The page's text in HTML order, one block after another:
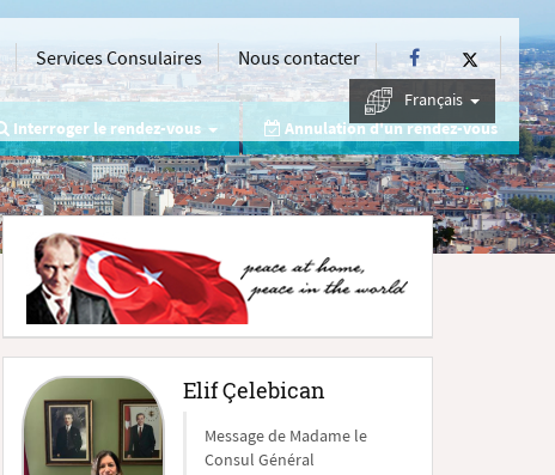
Services Consulaires Nous contacter
Français
Interroger le rendez-vous Annulation d'un rendez-vous
Elif Çelebican
Message de Madame le
Consul Général